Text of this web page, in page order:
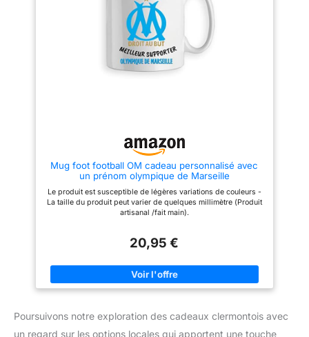
Mug foot football OM cadeau personnalisé avec
un prénom olympique de Marseille
Le produit est susceptible de légères variations de couleurs -
La taille du produit peut varier de quelques millimètre (Produit
artisanal /fait main).
20,95 €
Poursuivons notre exploration des cadeaux clermontois avec
un regard sur les options locales qui apportent une touche